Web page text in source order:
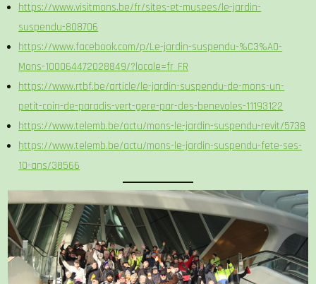
https://www.visitmons.be/fr/sites-et-musees/le-jardin-
suspendu-808706
https://www.facebook.com/p/Le-jardin-suspendu-%C3%A0-
Mons-100064472028849/?locale=fr_FR
https://www.rtbf.be/article/le-jardin-suspendu-de-mons-un-
petit-coin-de-paradis-vert-gere-par-des-benevoles-11193122
https://www.telemb.be/actu/mons-le-jardin-suspendu-revit/5738
https://www.telemb.be/actu/mons-le-jardin-suspendu-fete-ses-
10-ans/38566